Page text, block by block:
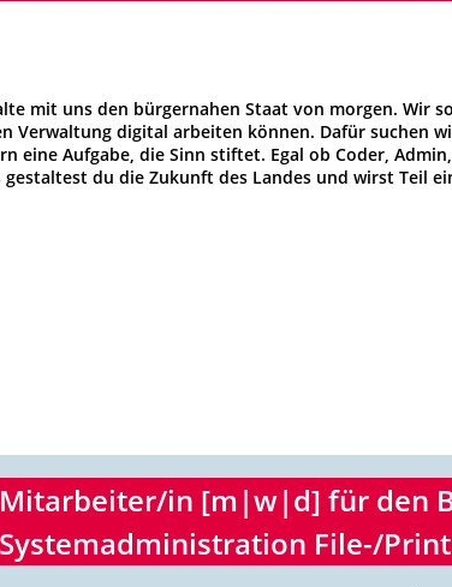
mit uns den bürgernahen Staat von morgen. Wir
Verwaltung digital arbeiten können. Dafür suchen
eine Aufgabe, die Sinn stiftet. Egal ob Coder,
du die Zukunft des Landes und wirst Teil
Mitarbeiter/in [m|w|d] für den
Systemadministration File-/